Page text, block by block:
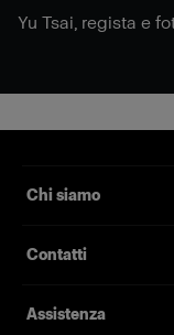
Yu Tsai, regista e
Chi siamo
Contatti
Assistenza